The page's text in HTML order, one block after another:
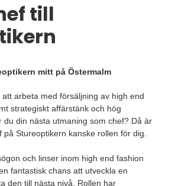
till
mitt på Östermalm
arbeta med försäljning av high end
strategiskt affärstänk och hög
du din nästa utmaning som chef? Då är
på Stureoptikern kanske rollen för dig.
och linser inom high end fashion
fantastisk chans att utveckla en
den till nästa nivå. Rollen har